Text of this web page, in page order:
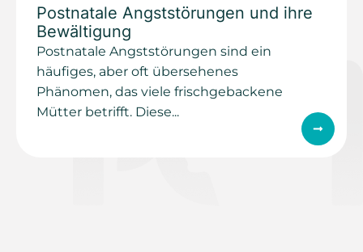
Postnatale Angststörungen und ihre
Bewältigung
Postnatale Angststörungen sind ein
häufiges, aber oft übersehenes
Phänomen, das viele frischgebackene
Mütter betrifft. Diese...